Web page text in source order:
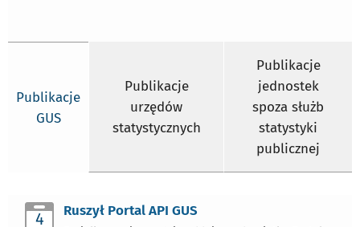
Publikacje
GUS
Publikacje
urzędów
statystycznych
Publikacje
jednostek
spoza służb
statystyki
publicznej
4 Ruszył Portal API GUS